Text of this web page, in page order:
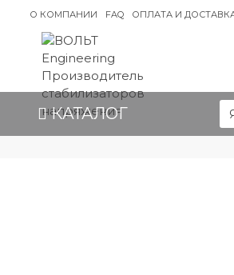
О КОМПАНИИ FAQ ОПЛАТА И
КАТАЛОГ